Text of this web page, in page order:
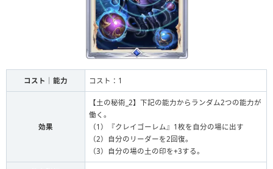
コスト｜能力 コスト：1
効果
【土の秘術_2】下記の能力からランダム2つの能力が
働く。
（1）『クレイゴーレム』1枚を自分の場に出す
（2）自分のリーダーを2回復。
（3）自分の場の土の印を+3する。